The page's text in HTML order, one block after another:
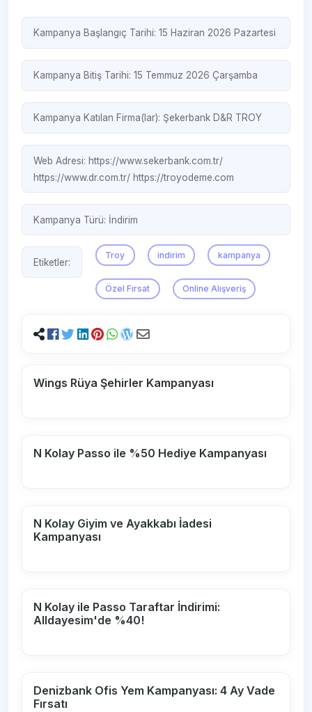
Kampanya Başlangıç Tarihi: 15 Haziran 2026 Pazartesi
Kampanya Bitiş Tarihi: 15 Temmuz 2026 Çarşamba
Kampanya Katılan Firma(lar): Şekerbank D&R TROY
Web Adresi:https://www.sekerbank.com.tr/
https://www.dr.com.tr/https://troyodeme.com
Kampanya Türü: İndirim
Etiketler:
Troy indirim kampanya
Özel Fırsat Online Alışveriş
Wings Rüya Şehirler Kampanyası
N Kolay Passo ile %50 Hediye Kampanyası
N Kolay Giyim ve Ayakkabı İadesi
Kampanyası
N Kolay ile Passo Taraftar İndirimi:
Alldayesim'de %40!
Denizbank Ofis Yem Kampanyası: 4 Ay Vade
Fırsatı